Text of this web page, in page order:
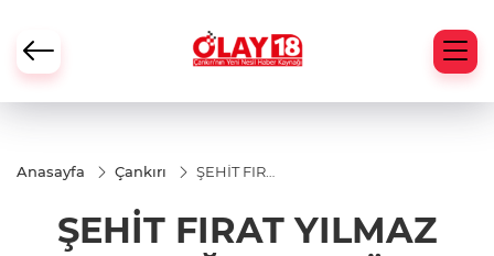
Anasayfa Çankırı
ŞEHİT FIRAT
ÇAKÜ'DE
ANILDI
ŞEHİT FIRAT YILMAZ